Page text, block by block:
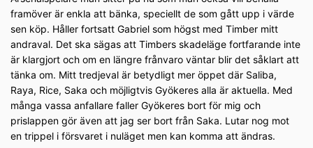
framöver är enkla att bänka, speciellt de som gått upp i värde
sen köp. Håller fortsatt Gabriel som högst med Timber mitt
andraval. Det ska sägas att Timbers skadeläge fortfarande inte
är klargjort och om en längre frånvaro väntar blir det såklart att
tänka om. Mitt tredjeval är betydligt mer öppet där Saliba,
Raya, Rice, Saka och möjligtvis Gyökeres alla är aktuella. Med
många vassa anfallare faller Gyökeres bort för mig och
prislappen gör även att jag ser bort från Saka. Lutar nog mot
en trippel i försvaret i nuläget men kan komma att ändras.